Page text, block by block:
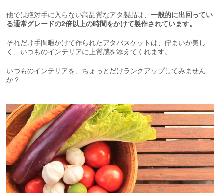
他では絶対手に入らない高品質なアタ製品は、一般的に出回ってい
る通常グレードの2倍以上の時間をかけて製作されています。
それだけ手間暇かけて作られたアタバスケットは、佇まいが美し
く、いつものインテリアに上質感を添えてくれます。
いつものインテリアを、ちょっとだけランクアップしてみません
か？